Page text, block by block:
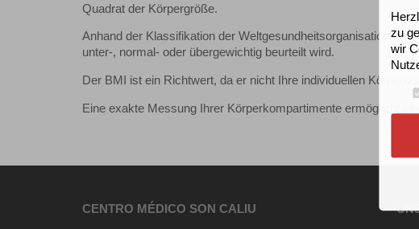
Quadrat der Körpergröße.
Anhand der Klassifikation der Weltgesundheitsorganisation
unter-, normal- oder übergewichtig beurteilt wird.
Der BMI ist ein Richtwert, da er nicht Ihre individuellen
Eine exakte Messung Ihrer Körperkompartimente ermöglicht
CENTRO MÉDICO SON CALIU
zu
wir